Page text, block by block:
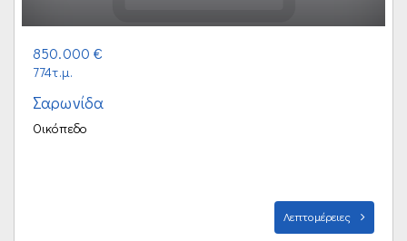
850.000 €
774τ.μ.
Σαρωνίδα
Οικόπεδο
Λεπτομέρειες